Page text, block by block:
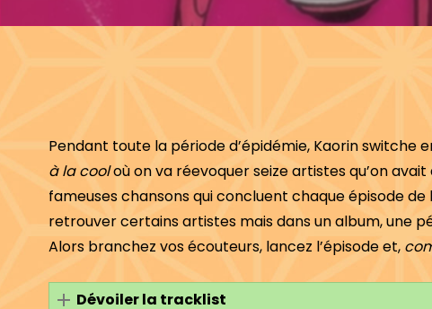
Pendant toute la période d’épidémie, Kaorin switche
à la cooloù on va réevoquer seize artistes qu’on
fameuses chansons qui concluent chaque épisode de
retrouver certains artistes mais dans un album, une
Alors branchez vos écouteurs, lancez l’épisode et,
Dévoiler la tracklist